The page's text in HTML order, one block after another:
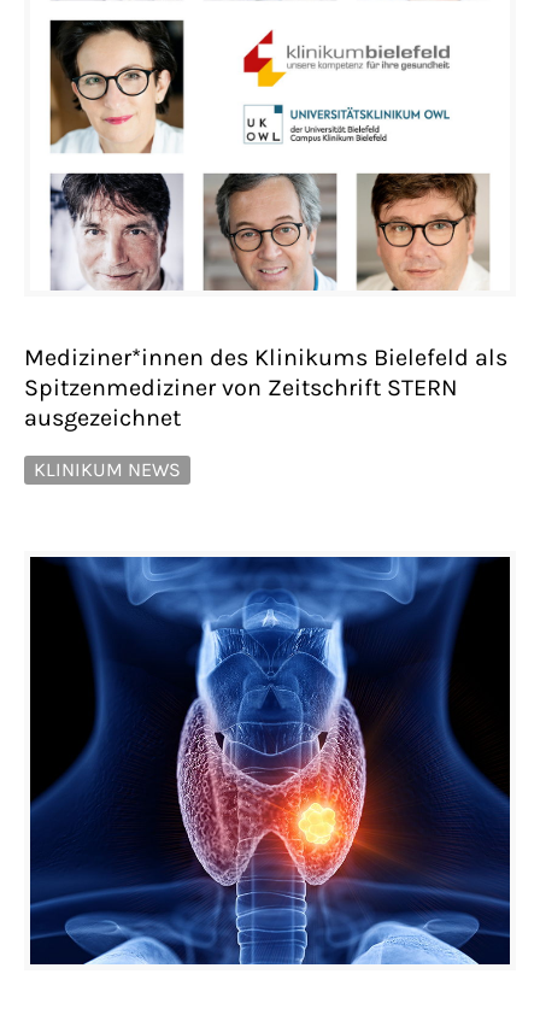
Mediziner*innen des Klinikums Bielefeld als
Spitzenmediziner von Zeitschrift STERN
ausgezeichnet
KLINIKUM NEWS